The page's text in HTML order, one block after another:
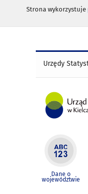
Strona wykorzystuje
Urzędy
Dane o
województwie